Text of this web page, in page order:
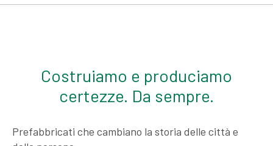
Costruiamo e produciamo
certezze. Da sempre.
Prefabbricati che cambiano la storia delle città e